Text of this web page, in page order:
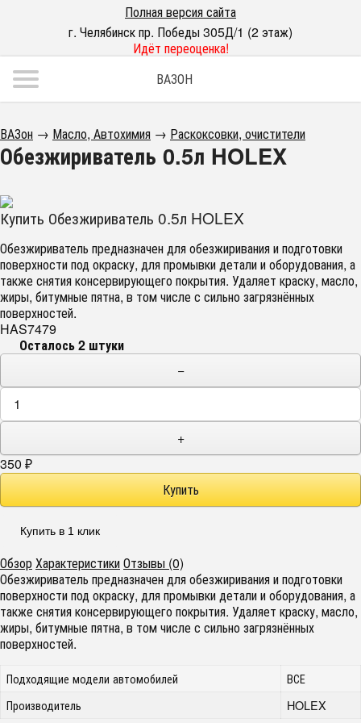
Полная версия сайта
г. Челябинск пр. Победы 305Д/1 (2 этаж)
Идёт переоценка!
ВАЗОН
ВАЗон → Масло, Автохимия → Раскоксовки, очистители
Обезжириватель 0.5л HOLEX
Купить Обезжириватель 0.5л HOLEX
Обезжириватель предназначен для обезжиривания и подготовки
поверхности под окраску, для промывки детали и оборудования, а
также снятия консервирующего покрытия. Удаляет краску, масло,
жиры, битумные пятна, в том числе с сильно загрязнённых
поверхностей.
HAS7479
Осталось 2 штуки
−
+
350 ₽
Купить в 1 клик
ОбзорХарактеристикиОтзывы (0)
Обезжириватель предназначен для обезжиривания и подготовки
поверхности под окраску, для промывки детали и оборудования, а
также снятия консервирующего покрытия. Удаляет краску, масло,
жиры, битумные пятна, в том числе с сильно загрязнённых
поверхностей.
Подходящие модели автомобилей
ВСЕ
Производитель
HOLEX